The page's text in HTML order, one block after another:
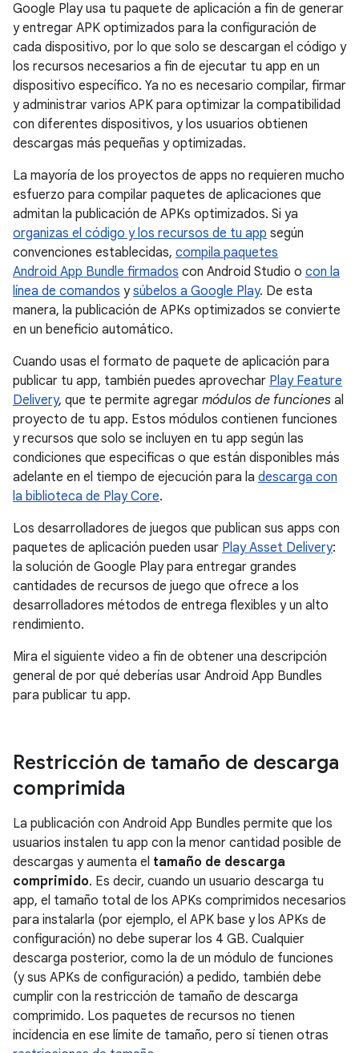
Google Play usa tu paquete de aplicación a fin de generar
y entregar APK optimizados para la configuración de
cada dispositivo, por lo que solo se descargan el código y
los recursos necesarios a fin de ejecutar tu app en un
dispositivo específico. Ya no es necesario compilar, firmar
y administrar varios APK para optimizar la compatibilidad
con diferentes dispositivos, y los usuarios obtienen
descargas más pequeñas y optimizadas.
La mayoría de los proyectos de apps no requieren mucho
esfuerzo para compilar paquetes de aplicaciones que
admitan la publicación de APKs optimizados. Si ya
organizas el código y los recursos de tu app según
convenciones establecidas, compila paquetes
Android App Bundle firmados con Android Studio o con la
línea de comandos ysúbelos a Google Play. De esta
manera, la publicación de APKs optimizados se convierte
en un beneficio automático.
Cuando usas el formato de paquete de aplicación para
publicar tu app, también puedes aprovechar Play Feature
Delivery, que te permite agregar módulos de funciones al
proyecto de tu app. Estos módulos contienen funciones
y recursos que solo se incluyen en tu app según las
condiciones que especificas o que están disponibles más
adelante en el tiempo de ejecución para la descarga con
la biblioteca de Play Core.
Los desarrolladores de juegos que publican sus apps con
paquetes de aplicación pueden usar Play Asset Delivery:
la solución de Google Play para entregar grandes
cantidades de recursos de juego que ofrece a los
desarrolladores métodos de entrega flexibles y un alto
rendimiento.
Mira el siguiente video a fin de obtener una descripción
general de por qué deberías usar Android App Bundles
para publicar tu app.
Restricción de tamaño de descarga
comprimida
La publicación con Android App Bundles permite que los
usuarios instalen tu app con la menor cantidad posible de
descargas y aumenta el tamaño de descarga
comprimido. Es decir, cuando un usuario descarga tu
app, el tamaño total de los APKs comprimidos necesarios
para instalarla (por ejemplo, el APK base y los APKs de
configuración) no debe superar los 4 GB. Cualquier
descarga posterior, como la de un módulo de funciones
(y sus APKs de configuración) a pedido, también debe
cumplir con la restricción de tamaño de descarga
comprimido. Los paquetes de recursos no tienen
incidencia en ese límite de tamaño, pero sí tienen otras